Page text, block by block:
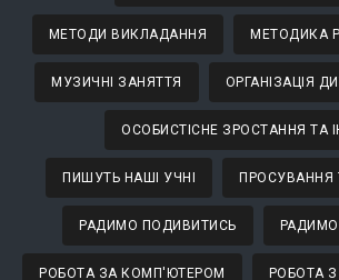
МЕТОДИ ВИКЛАДАННЯ МЕТОДИКА
МУЗИЧНІ ЗАНЯТТЯ ОРГАНІЗАЦІЯ
ОСОБИСТІСНЕ ЗРОСТАННЯ ТА
ПИШУТЬ НАШІ УЧНІ ПРОСУВАННЯ
РАДИМО ПОДИВИТИСЬ РАДИМО
РОБОТА ЗА КОМП'ЮТЕРОМ РОБОТА